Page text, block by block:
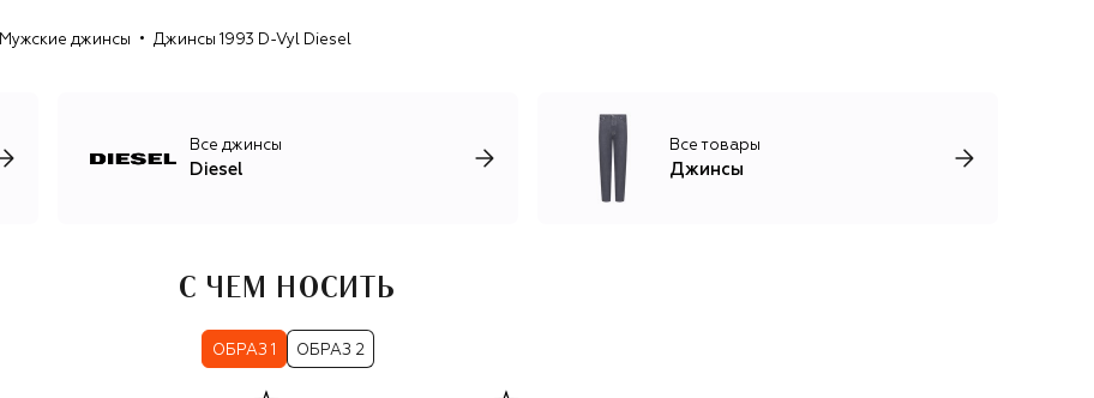
примечательных моделей одежды. В фокусе неизменно
платья и топы в бельевом стиле, а также сумки и обувь.
Мужские джинсы Джинсы 1993 D-Vyl Diesel
Все джинсы
Diesel
Все товары
Джинсы
С ЧЕМ НОСИТЬ
ОБРАЗ 1 ОБРАЗ 2